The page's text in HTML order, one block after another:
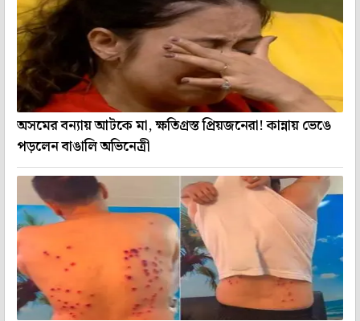
অসমের বন্যায় আটকে মা, ক্ষতিগ্রস্ত প্রিয়জনেরা! কান্নায় ভেঙে
পড়লেন বাঙালি অভিনেত্রী